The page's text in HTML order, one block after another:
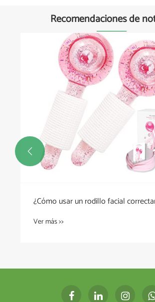
Recomendaciones de
¿Cómo usar un rodillo facial
Ver más >>
